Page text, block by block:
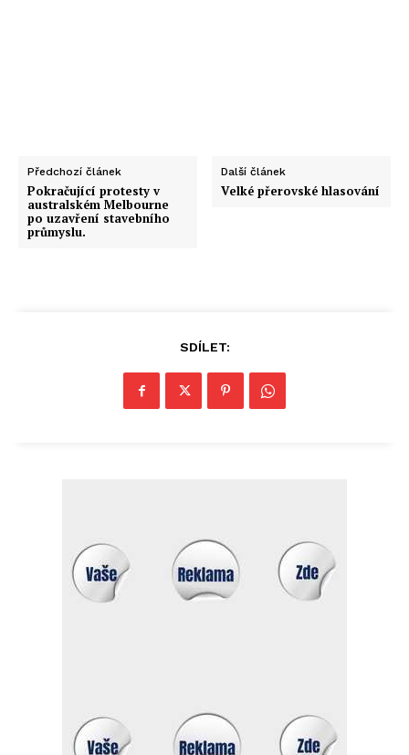
Předchozí článek
Pokračující protesty v
australském Melbourne
po uzavření stavebního
průmyslu.
Další článek
Velké přerovské hlasování
SDÍLET: